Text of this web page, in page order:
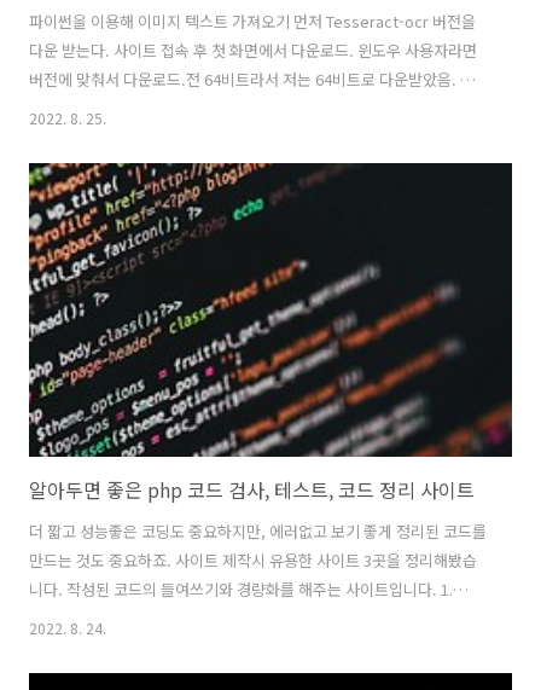
파이썬을 이용해 이미지 텍스트 가져오기 먼저 Tesseract-ocr 버전을
다운 받는다. 사이트 접속 후 첫 화면에서 다운로드. 윈도우 사용자라면
버전에 맞춰서 다운로드.전 64비트라서 저는 64비트로 다운받았음. 설
install pytesseract 설치 후 언어팩이 설치되었는지 확인합니다.
import pytesseract pytesseract.pytesseract.tesseract_cmd =
r'E:/Tesseract-OCR/tesseract.exe';
print(pytesseract.get_languages(config='')) 저는 테서렉트를 E드
라이브..
2022. 8. 25.
알아두면 좋은 php 코드 검사, 테스트, 코드 정리 사이트
더 짧고 성능좋은 코딩도 중요하지만, 에러없고 보기 좋게 정리된 코드를
만드는 것도 중요하죠. 사이트 제작시 유용한 사이트 3곳을 정리해봤습
니다. 작성된 코드의 들여쓰기와 경량화를 해주는 사이트입니다. 1.
https://prettydiff.com/?m=beautify Pretty Diff - The difference
줍니다. 특히 중간에 세미콜론 같은 거 중간에 빼먹는 경우 많은데 몇 번
2022. 8. 24.